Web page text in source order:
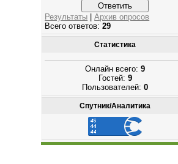
Результаты |Архив опросов
Всего ответов:29
Статистика
Онлайн всего:9
Гостей: 9
Пользователей:0
Спутник/Аналитика